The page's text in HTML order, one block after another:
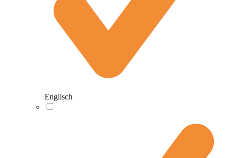
Englisch